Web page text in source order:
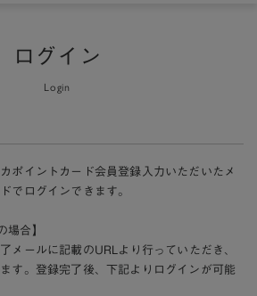
ログイン
Login
ポイントカード会員登録入力いただいたメ
でログインできます。
場合】
メールに記載のURLより行っていただき、
す。登録完了後、下記よりログインが可能